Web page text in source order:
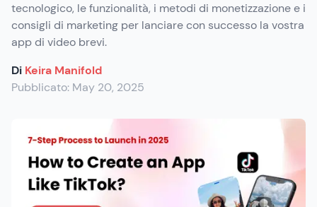
tecnologico, le funzionalità, i metodi di monetizzazione e i
consigli di marketing per lanciare con successo la vostra
app di video brevi.
Di Keira Manifold
Pubblicato: May 20, 2025